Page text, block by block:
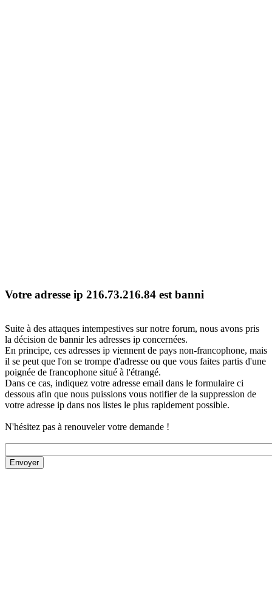
Votre adresse ip 216.73.216.84 est banni
Suite à des attaques intempestives sur notre forum, nous avons pris
la décision de bannir les adresses ip concernées.
En principe, ces adresses ip viennent de pays non-francophone, mais
il se peut que l'on se trompe d'adresse ou que vous faites partis d'une
poignée de francophone situé à l'étrangé.
Dans ce cas, indiquez votre adresse email dans le formulaire ci
dessous afin que nous puissions vous notifier de la suppression de
votre adresse ip dans nos listes le plus rapidement possible.
N'hésitez pas à renouveler votre demande !